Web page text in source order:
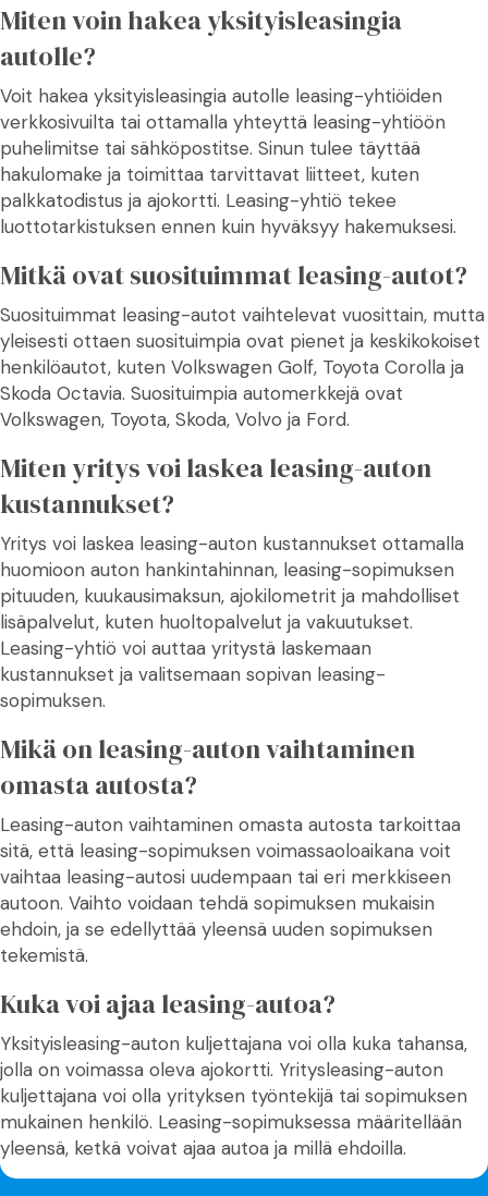
Miten voin hakea yksityisleasingia
autolle?
Voit hakea yksityisleasingia autolle leasing-yhtiöiden
verkkosivuilta tai ottamalla yhteyttä leasing-yhtiöön
puhelimitse tai sähköpostitse. Sinun tulee täyttää
hakulomake ja toimittaa tarvittavat liitteet, kuten
palkkatodistus ja ajokortti. Leasing-yhtiö tekee
luottotarkistuksen ennen kuin hyväksyy hakemuksesi.
Mitkä ovat suosituimmat leasing-autot?
Suosituimmat leasing-autot vaihtelevat vuosittain, mutta
yleisesti ottaen suosituimpia ovat pienet ja keskikokoiset
henkilöautot, kuten Volkswagen Golf, Toyota Corolla ja
Skoda Octavia. Suosituimpia automerkkejä ovat
Volkswagen, Toyota, Skoda, Volvo ja Ford.
Miten yritys voi laskea leasing-auton
kustannukset?
Yritys voi laskea leasing-auton kustannukset ottamalla
huomioon auton hankintahinnan, leasing-sopimuksen
pituuden, kuukausimaksun, ajokilometrit ja mahdolliset
lisäpalvelut, kuten huoltopalvelut ja vakuutukset.
Leasing-yhtiö voi auttaa yritystä laskemaan
kustannukset ja valitsemaan sopivan leasing-
sopimuksen.
Mikä on leasing-auton vaihtaminen
omasta autosta?
Leasing-auton vaihtaminen omasta autosta tarkoittaa
sitä, että leasing-sopimuksen voimassaoloaikana voit
vaihtaa leasing-autosi uudempaan tai eri merkkiseen
autoon. Vaihto voidaan tehdä sopimuksen mukaisin
ehdoin, ja se edellyttää yleensä uuden sopimuksen
tekemistä.
Kuka voi ajaa leasing-autoa?
Yksityisleasing-auton kuljettajana voi olla kuka tahansa,
jolla on voimassa oleva ajokortti. Yritysleasing-auton
kuljettajana voi olla yrityksen työntekijä tai sopimuksen
mukainen henkilö. Leasing-sopimuksessa määritellään
yleensä, ketkä voivat ajaa autoa ja millä ehdoilla.